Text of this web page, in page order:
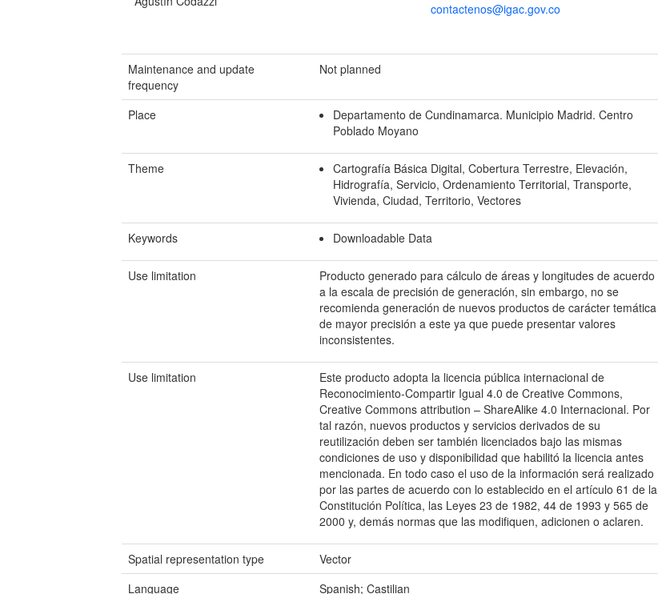
contactenos@igac.gov.co
Maintenance and update
frequency
Not planned
Place
Departamento de Cundinamarca. Municipio Madrid. Centro
Poblado Moyano
Theme
Cartografía Básica Digital, Cobertura Terrestre, Elevación,
Hidrografía, Servicio, Ordenamiento Territorial, Transporte,
Vivienda, Ciudad, Territorio, Vectores
Keywords Downloadable Data
Use limitation
Producto generado para cálculo de áreas y longitudes de acuerdo
a la escala de precisión de generación, sin embargo, no se
recomienda generación de nuevos productos de carácter temática
de mayor precisión a este ya que puede presentar valores
inconsistentes.
Use limitation
Este producto adopta la licencia pública internacional de
Reconocimiento-Compartir Igual 4.0 de Creative Commons,
Creative Commons attribution – ShareAlike 4.0 Internacional. Por
tal razón, nuevos productos y servicios derivados de su
reutilización deben ser también licenciados bajo las mismas
condiciones de uso y disponibilidad que habilitó la licencia antes
mencionada. En todo caso el uso de la información será realizado
por las partes de acuerdo con lo establecido en el artículo 61 de la
Constitución Política, las Leyes 23 de 1982, 44 de 1993 y 565 de
2000 y, demás normas que las modifiquen, adicionen o aclaren.
Spatial representation type
Vector
Language
Spanish; Castilian